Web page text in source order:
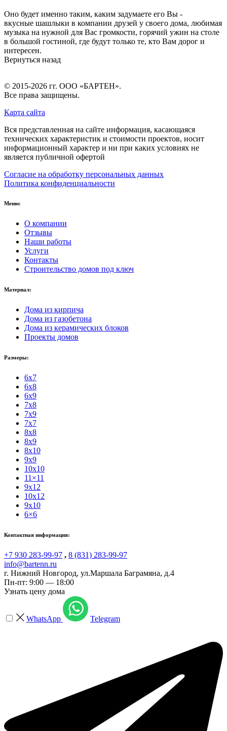
Оно будет именно таким, каким задумаете его Вы -
вкусные шашлыки в компании друзей у своего дома, любимая
музыка на нужной для Вас громкости, горячий ужин на столе
в большой гостиной, где будут только те, кто Вам дорог и
интересен.
Вернуться назад
© 2015-2026 гг. ООО «БАРТЕН».
Все права защищены.
Карта сайта
Вся представленная на сайте информация, касающаяся
технических характеристик и стоимости проектов, носит
информационный характер и ни при каких условиях не
является публичной офертой
Согласие на обработку персональных данных
Политика конфиденциальности
Меню:
О компании
Отзывы
Наши работы
Услуги
Контакты
Строительство домов под ключ
Материал:
Дома из кирпича
Дома из газобетона
Дома из керамических блоков
Проекты домов
Размеры:
6x7
6x8
6x9
7x8
7x9
7x7
8x8
8x9
8x10
9x9
10x10
11×11
9x12
10x12
9x10
6×6
Контактная информация:
+7 930 283-99-97 , 8 (831) 283-99-97
info@bartenn.ru
г. Нижний Новгород, ул.Маршала Баграмяна, д.4
Пн-пт: 9:00 — 18:00
Узнать цену дома
WhatsApp Telegram